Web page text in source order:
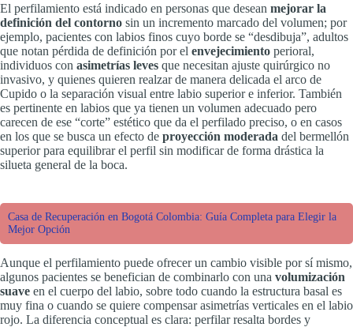
El perfilamiento está indicado en personas que desean mejorar la
definición del contorno sin un incremento marcado del volumen; por
ejemplo, pacientes con labios finos cuyo borde se “desdibuja”, adultos
que notan pérdida de definición por el envejecimiento perioral,
individuos con asimetrías leves que necesitan ajuste quirúrgico no
invasivo, y quienes quieren realzar de manera delicada el arco de
Cupido o la separación visual entre labio superior e inferior. También
es pertinente en labios que ya tienen un volumen adecuado pero
carecen de ese “corte” estético que da el perfilado preciso, o en casos
en los que se busca un efecto de proyección moderada del bermellón
superior para equilibrar el perfil sin modificar de forma drástica la
silueta general de la boca.
Casa de Recuperación en Bogotá Colombia: Guía Completa para Elegir la
Mejor Opción
Aunque el perfilamiento puede ofrecer un cambio visible por sí mismo,
algunos pacientes se benefician de combinarlo con una volumización
suave en el cuerpo del labio, sobre todo cuando la estructura basal es
muy fina o cuando se quiere compensar asimetrías verticales en el labio
rojo. La diferencia conceptual es clara: perfilar resalta bordes y